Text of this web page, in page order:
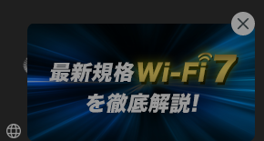
日本 / 日本語